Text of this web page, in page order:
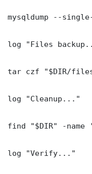
mysqldump --
log "Files
tar czf "$DIR/
log "Cleanup..."
find "$DIR" -
log "Verify..."